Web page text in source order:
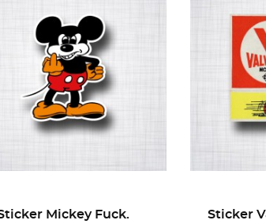
Valvoline Motor Oil
Sticker